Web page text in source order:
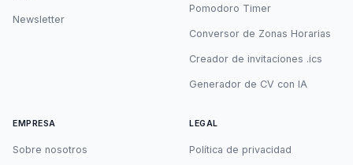
Newsletter
Pomodoro Timer
Conversor de Zonas Horarias
Creador de invitaciones .ics
Generador de CV con IA
EMPRESA
Sobre nosotros
LEGAL
Política de privacidad